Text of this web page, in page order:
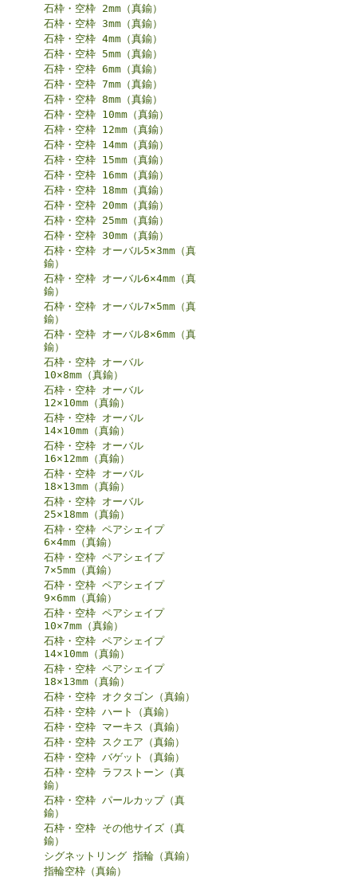
石枠・空枠 2mm（真鍮）
石枠・空枠 3mm（真鍮）
石枠・空枠 4mm（真鍮）
石枠・空枠 5mm（真鍮）
石枠・空枠 6mm（真鍮）
石枠・空枠 7mm（真鍮）
石枠・空枠 8mm（真鍮）
石枠・空枠 10mm（真鍮）
石枠・空枠 12mm（真鍮）
石枠・空枠 14mm（真鍮）
石枠・空枠 15mm（真鍮）
石枠・空枠 16mm（真鍮）
石枠・空枠 18mm（真鍮）
石枠・空枠 20mm（真鍮）
石枠・空枠 25mm（真鍮）
石枠・空枠 30mm（真鍮）
石枠・空枠 オーバル5×3mm（真
鍮）
石枠・空枠 オーバル6×4mm（真
鍮）
石枠・空枠 オーバル7×5mm（真
鍮）
石枠・空枠 オーバル8×6mm（真
鍮）
石枠・空枠 オーバル
10×8mm（真鍮）
石枠・空枠 オーバル
12×10mm（真鍮）
石枠・空枠 オーバル
14×10mm（真鍮）
石枠・空枠 オーバル
16×12mm（真鍮）
石枠・空枠 オーバル
18×13mm（真鍮）
石枠・空枠 オーバル
25×18mm（真鍮）
石枠・空枠 ペアシェイプ
6×4mm（真鍮）
石枠・空枠 ペアシェイプ
7×5mm（真鍮）
石枠・空枠 ペアシェイプ
9×6mm（真鍮）
石枠・空枠 ペアシェイプ
10×7mm（真鍮）
石枠・空枠 ペアシェイプ
14×10mm（真鍮）
石枠・空枠 ペアシェイプ
18×13mm（真鍮）
石枠・空枠 オクタゴン（真鍮）
石枠・空枠 ハート（真鍮）
石枠・空枠 マーキス（真鍮）
石枠・空枠 スクエア（真鍮）
石枠・空枠 バゲット（真鍮）
石枠・空枠 ラフストーン（真
鍮）
石枠・空枠 パールカップ（真
鍮）
石枠・空枠 その他サイズ（真
鍮）
シグネットリング 指輪（真鍮）
指輪空枠（真鍮）